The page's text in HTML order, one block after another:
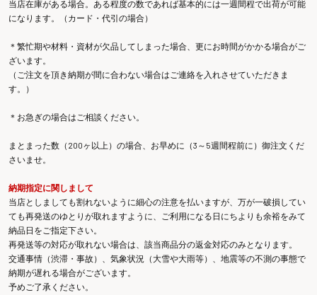
当店在庫がある場合。ある程度の数であれば基本的には一週間程で出荷が可能
になります。（カード・代引の場合）
＊繁忙期や材料・資材が欠品してしまった場合、更にお時間がかかる場合がご
ざいます。
（ご注文を頂き納期が間に合わない場合はご連絡を入れさせていただきま
す。）
＊お急ぎの場合はご相談ください。
まとまった数（200ヶ以上）の場合、お早めに（3～5週間程前に）御注文くだ
さいませ。
納期指定に関しまして
当店としましても割れないように細心の注意を払いますが、万が一破損してい
ても再発送のゆとりが取れますように、ご利用になる日にちよりも余裕をみて
納品日をご指定下さい。
再発送等の対応が取れない場合は、該当商品分の返金対応のみとなります。
交通事情（渋滞・事故）、気象状況（大雪や大雨等）、地震等の不測の事態で
納期が遅れる場合がございます。
予めご了承ください。